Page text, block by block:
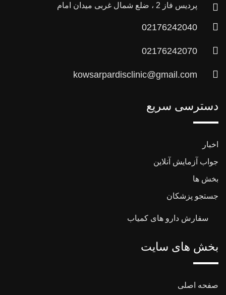
پردیس فاز 2 ، ضلع شمال غربی میدان امام
02176242040
02176242070
kowsarpardisclinic@gmail.com
دسترسی سریع
اخبار
جواب آزمایش آنلاین
بخش ها
جستجو پزشکان
سفارش دارو های کمیاب
بخش های سایت
صفحه اصلی